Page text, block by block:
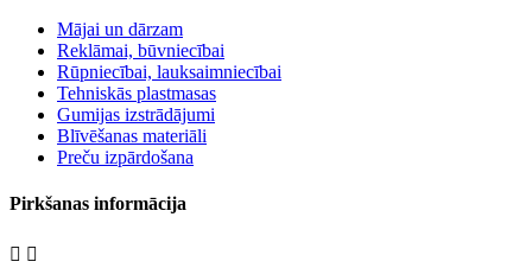
Mājai un dārzam
Reklāmai, būvniecībai
Rūpniecībai, lauksaimniecībai
Tehniskās plastmasas
Gumijas izstrādājumi
Blīvēšanas materiāli
Preču izpārdošana
Pirkšanas informācija
 